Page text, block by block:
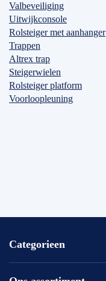
Valbeveiliging
Uitwijkconsole
Rolsteiger met aanhanger
Trappen
Altrex trap
Steigerwielen
Rolsteiger platform
Voorloopleuning
Categorieen